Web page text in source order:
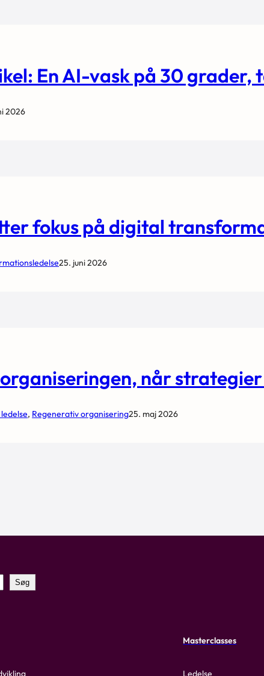
En AI-vask på 30 grader,
2026
fokus på digital
25. juni 2026
når
, Regenerativ organisering25. maj 2026
Søg
Masterclasses
Ledelse